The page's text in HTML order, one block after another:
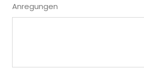
Anregungen